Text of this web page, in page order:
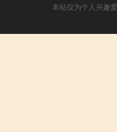
本站仅为个人兴趣